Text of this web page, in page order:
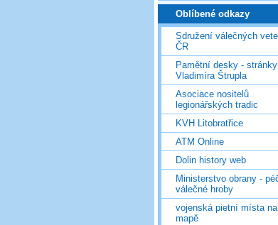
Oblíbené odkazy
Sdružení válečných
ČR
Pamětní desky - stránky
Vladimíra Štrupla
Asociace nositelů
legionářských tradic
KVH Litobratřice
ATM Online
Dolin history web
Ministerstvo obrany -
válečné hroby
vojenská pietní místa na
mapě